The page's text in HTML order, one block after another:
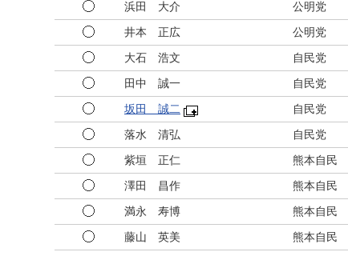
浜田 大介 公明党
井本 正広 公明党
大石 浩文 自民党
田中 誠一 自民党
坂田 誠二 自民党
落水 清弘 自民党
紫垣 正仁 熊本自民
澤田 昌作 熊本自民
満永 寿博 熊本自民
藤山 英美 熊本自民